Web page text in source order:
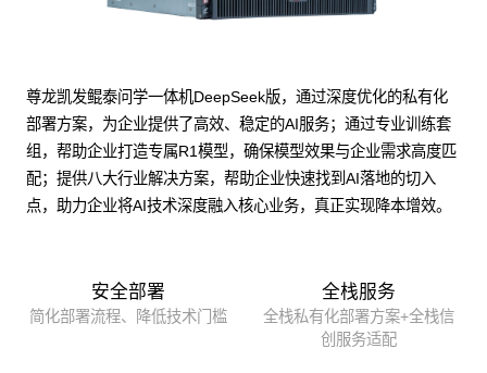
尊龙凯发鲲泰问学一体机DeepSeek版，通过深度优化的私有化
部署方案，为企业提供了高效、稳定的AI服务；通过专业训练套
组，帮助企业打造专属R1模型，确保模型效果与企业需求高度匹
配；提供八大行业解决方案，帮助企业快速找到AI落地的切入
点，助力企业将AI技术深度融入核心业务，真正实现降本增效。
安全部署
简化部署流程、降低技术门槛
全栈服务
全栈私有化部署方案+全栈信
创服务适配